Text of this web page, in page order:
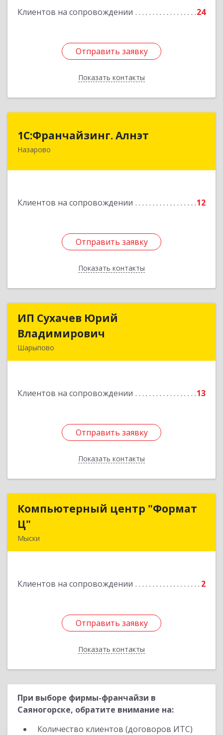
Клиентов на сопровождении 24
Отправить заявку
Показать контакты
Отправить заявку
Назад
1С:Франчайзинг. Алнэт
Назарово
Клиентов на сопровождении 12
Отправить заявку
Показать контакты
1С:Франчайзинг. Алнэт
662200, Красноярский край, Назарово г,
Отправить заявку
Назад
ИП Сухачев Юрий
Владимирович
Шарыпово
Клиентов на сопровождении 13
Отправить заявку
Показать контакты
ИП Сухачев Юрий
Подробнее
Отправить заявку
Назад
Компьютерный центр "Формат
Ц"
Мыски
Клиентов на сопровождении 2
Отправить заявку
Показать контакты
Компьютерный центр "Формат
Подробнее
Отправить заявку
Назад
При выборе фирмы-франчайзи в
Саяногорске, обратите внимание на:
Количество клиентов (договоров ИТС)